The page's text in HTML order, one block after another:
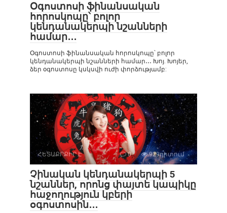
Օգոստոսի ֆինանսական
հորոսկոպը՝ բոլոր
կենդանակերպի նշանների
համար․․․
Օգոստոսի ֆինանսական հորոսկոպը՝ բոլոր
կենդանակերպի նշանների համար․․․ Խոյ. Խոյեր,
ձեր օգոստոսը կսկսվի ուժի փորձությամբ:
ՀԵՏԱՔՐՔԻՐ Է 0 929դիտում
Չինական կենդանակերպի 5
նշաններ, որոնց փայտե կապիկը
հաջողություն կբերի
օգոստոսին․․․